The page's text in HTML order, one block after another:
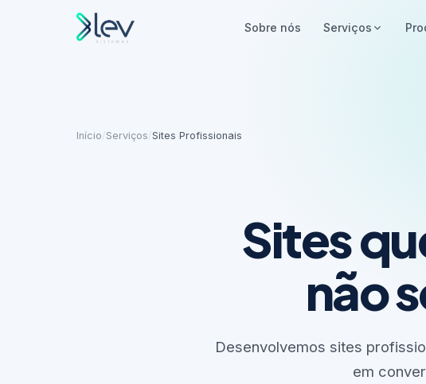
Sobre nós Serviços
Início Serviços Sites Profissionais
Sites
não
Desenvolvemos sites
em